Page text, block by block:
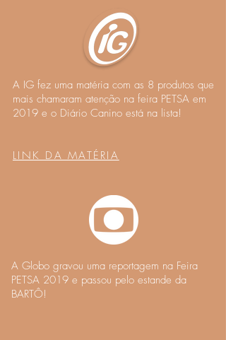
A IG fez uma matéria com as 8 produtos que
mais chamaram atenção na feira PETSA em
2019 e o Diário Canino está na lista!
LINK DA MATÉRIA
A Globo gravou uma reportagem na Feira
PETSA 2019 e passou pelo estande da
BARTÔ!